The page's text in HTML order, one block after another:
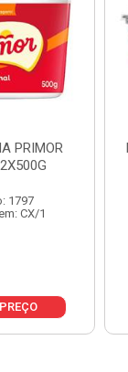
CX
1921
CX/1